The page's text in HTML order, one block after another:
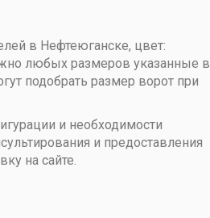
в Нефтеюганске, цвет:
любых размеров указанные в
подобрать размер ворот при
и необходимости
и предоставления
на сайте.